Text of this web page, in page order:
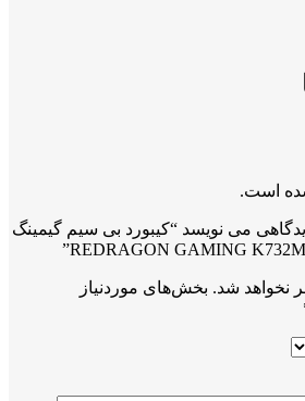
است.
می نویسد “کیبورد بی سیم گیمینگ
نخواهد شد. بخش‌های موردنیاز